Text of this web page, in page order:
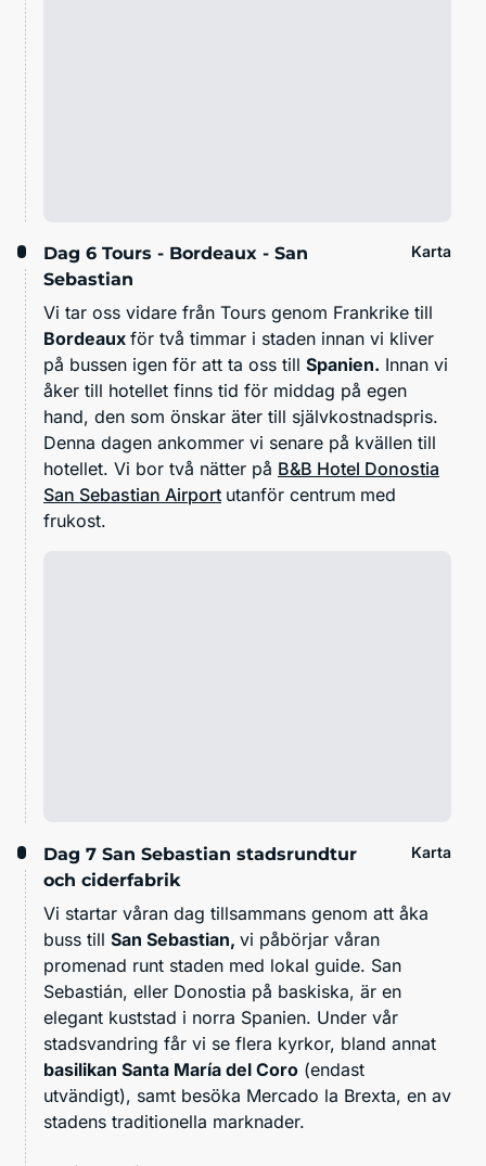
Dag 6 Tours - Bordeaux - San
Sebastian
Karta
Vi tar oss vidare från Tours genom Frankrike till
Bordeaux för två timmar i staden innan vi kliver
på bussen igen för att ta oss till Spanien. Innan vi
åker till hotellet finns tid för middag på egen
hand, den som önskar äter till självkostnadspris.
Denna dagen ankommer vi senare på kvällen till
hotellet. Vi bor två nätter på B&B Hotel Donostia
San Sebastian Airport utanför centrum med
frukost.
Dag 7 San Sebastian stadsrundtur
och ciderfabrik
Karta
Vi startar våran dag tillsammans genom att åka
buss till San Sebastian, vi påbörjar våran
promenad runt staden med lokal guide. San
Sebastián, eller Donostia på baskiska, är en
elegant kuststad i norra Spanien. Under vår
stadsvandring får vi se flera kyrkor, bland annat
basilikan Santa María del Coro (endast
utvändigt), samt besöka Mercado la Brexta, en av
stadens traditionella marknader.